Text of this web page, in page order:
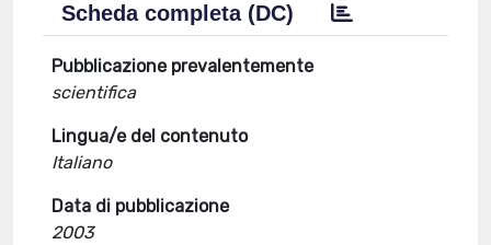
Scheda completa (DC)
Pubblicazione prevalentemente
scientifica
Lingua/e del contenuto
Italiano
Data di pubblicazione
2003